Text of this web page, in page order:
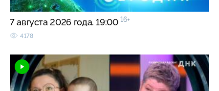
7 августа 2026 года. 19:00 16+
4178